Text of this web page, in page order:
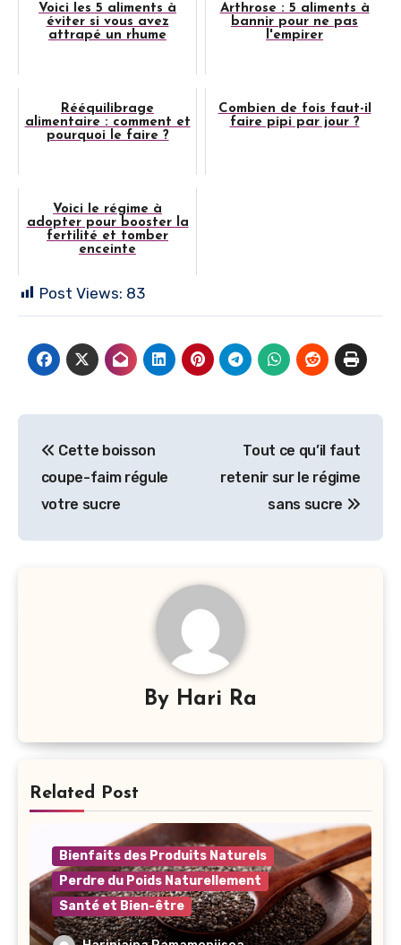
Voici les 5 aliments à
éviter si vous avez
attrapé un rhume
Arthrose : 5 aliments à
bannir pour ne pas
l'empirer
Rééquilibrage
alimentaire : comment et
pourquoi le faire ?
Combien de fois faut-il
faire pipi par jour ?
Voici le régime à
adopter pour booster la
fertilité et tomber
enceinte
Post Views: 83
de
l’article
Cette boisson
coupe-faim régule
votre sucre
Tout ce qu’il faut
retenir sur le régime
sans sucre
By Hari Ra
Related Post
Bienfaits des Produits Naturels
Perdre du Poids Naturellement
Santé et Bien-être